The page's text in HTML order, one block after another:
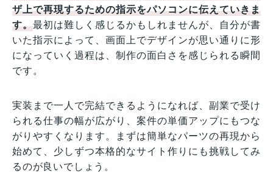
ザ上で再現するための指示をパソコンに伝えていきま
す。最初は難しく感じるかもしれませんが、自分が書
いた指示によって、画面上でデザインが思い通りに形
になっていく過程は、制作の面白さを感じられる瞬間
です。
実装まで一人で完結できるようになれば、副業で受け
られる仕事の幅が広がり、案件の単価アップにもつな
がりやすくなります。まずは簡単なパーツの再現から
始めて、少しずつ本格的なサイト作りにも挑戦してみ
るのが良いでしょう。